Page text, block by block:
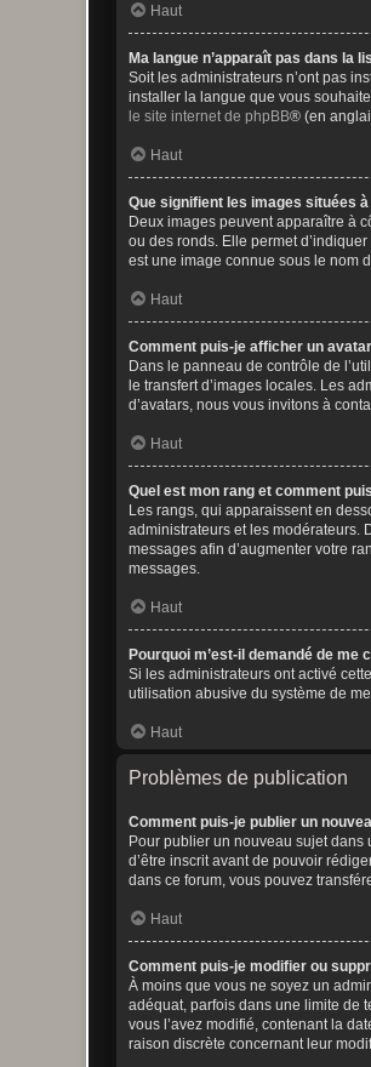
Haut
Ma langue n’apparaît pas dans la
Soit les administrateurs n’ont pas
installer la langue que vous
le site internet de phpBB® (en
Haut
Que signifient les images situées
Deux images peuvent apparaître à
ou des ronds. Elle permet
est une image connue sous le nom
Haut
Comment puis-je afficher un
Dans le panneau de contrôle de
le transfert d’images locales. Les
d’avatars, nous vous invitons à
Haut
Quel est mon rang et comment
Les rangs, qui apparaissent en
administrateurs et les modérateurs.
messages afin d’augmenter votre
messages.
Haut
Pourquoi m’est-il demandé de
Si les administrateurs ont activé
utilisation abusive du système de
Haut
Problèmes de publication
Comment puis-je publier un
Pour publier un nouveau sujet dans
d’être inscrit avant de pouvoir
dans ce forum, vous pouvez
Haut
Comment puis-je modifier ou
À moins que vous ne soyez un
adéquat, parfois dans une limite de
vous l’avez modifié, contenant la
raison discrète concernant leur